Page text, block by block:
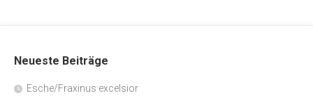
Neueste Beiträge
Esche/Fraxinus excelsior